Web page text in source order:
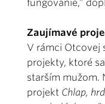
fungovanie,”
Zaujímavé
V rámci Otcovej
projekty, ktoré
starším mužom.
projekt Chlap,